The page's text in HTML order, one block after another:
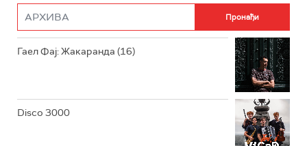
РАДИО РОКЕНРОЛЕР
РАДИО ЏЕЗЕР
Гаел Фај: Жакаранда (16)
Disco 3000